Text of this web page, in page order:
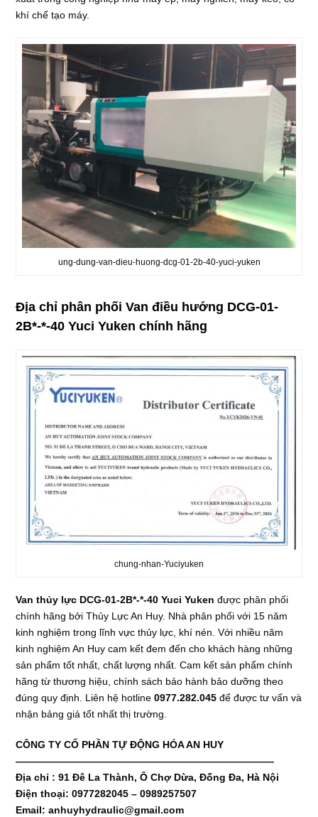
khí chế tạo máy.
ung-dung-van-dieu-huong-dcg-01-2b-40-yuci-yuken
Địa chỉ phân phối Van điều hướng DCG-01-
2B*-*-40 Yuci Yuken chính hãng
chung-nhan-Yuciyuken
Van thủy lực DCG-01-2B*-*-40 Yuci Yuken được phân phối
chính hãng bởi Thủy Lực An Huy. Nhà phân phối với 15 năm
kinh nghiệm trong lĩnh vực thủy lực, khí nén. Với nhiều năm
kinh nghiệm An Huy cam kết đem đến cho khách hàng những
sản phẩm tốt nhất, chất lượng nhất. Cam kết sản phẩm chính
hãng từ thương hiệu, chính sách bảo hành bảo dưỡng theo
đúng quy định. Liên hệ hotline0977.282.045 để được tư vấn và
nhận bảng giá tốt nhất thị trường.
CÔNG TY CỔ PHẦN TỰ ĐỘNG HÓA AN HUY
——————————————————————————
Địa chỉ : 91 Đê La Thành, Ô Chợ Dừa, Đống Đa, Hà Nội
Điện thoại: 0977282045 – 0989257507
Email: anhuyhydraulic@gmail.com